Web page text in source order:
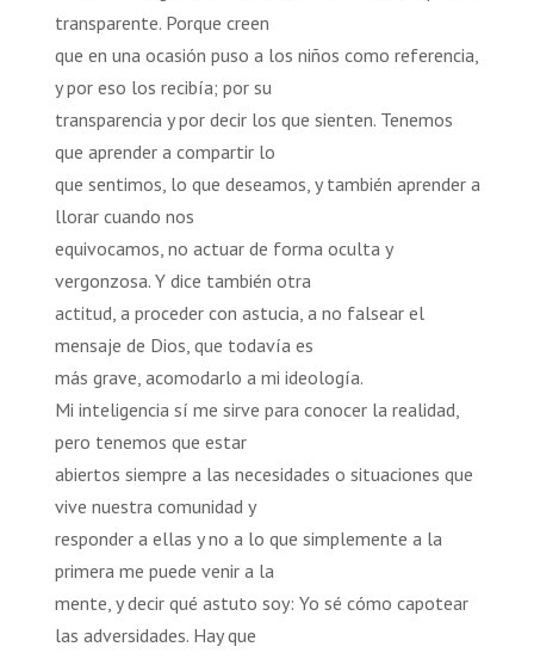
transparente. Porque creen
que en una ocasión puso a los niños como referencia,
y por eso los recibía; por su
transparencia y por decir los que sienten. Tenemos
que aprender a compartir lo
que sentimos, lo que deseamos, y también aprender a
llorar cuando nos
equivocamos, no actuar de forma oculta y
vergonzosa. Y dice también otra
actitud, a proceder con astucia, a no falsear el
mensaje de Dios, que todavía es
más grave, acomodarlo a mi ideología.
Mi inteligencia sí me sirve para conocer la realidad,
pero tenemos que estar
abiertos siempre a las necesidades o situaciones que
vive nuestra comunidad y
responder a ellas y no a lo que simplemente a la
primera me puede venir a la
mente, y decir qué astuto soy: Yo sé cómo capotear
las adversidades. Hay que